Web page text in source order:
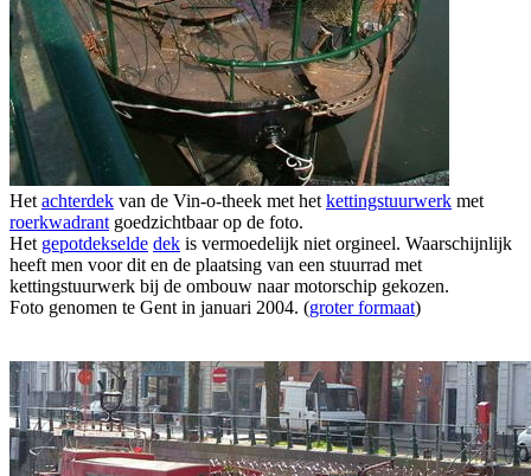
Het achterdek van de Vin-o-theek met het kettingstuurwerk met
roerkwadrant goedzichtbaar op de foto.
Het gepotdekselde dek is vermoedelijk niet orgineel. Waarschijnlijk
heeft men voor dit en de plaatsing van een stuurrad met
kettingstuurwerk bij de ombouw naar motorschip gekozen.
Foto genomen te Gent in januari 2004. (groter formaat)